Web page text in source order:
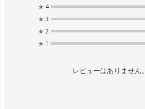
★ 4
★ 3
★ 2
★ 1
レビューはありません。